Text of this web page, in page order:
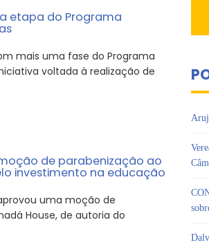
etapa do Programa
mais uma fase do Programa
voltada à realização de
de parabenização ao
investimento na educação
uma moção de
House, de autoria do